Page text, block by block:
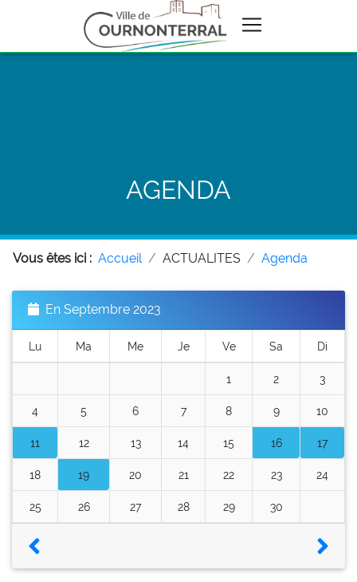
AGENDA
Vous êtes ici : Accueil ACTUALITES Agenda
En Septembre 2023
Lu Ma Me Je Ve Sa Di
1 2 3
4 5 6 7 8 9 10
11 12 13 14 15 16 17
18 19 20 21 22 23 24
25 26 27 28 29 30